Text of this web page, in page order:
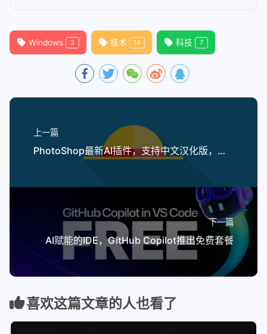
Windows 3 技术 14 科技 7
上一篇
PhotoShop最新AI插件，支持中文汉化版，无限免费使用。
下一篇
AI赋能的IDE，GitHub Copilot推出免费套餐
喜欢这篇文章的人也看了